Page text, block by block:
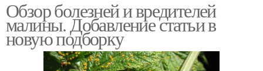
Обзор болезней и вредителей
малины. Добавление статьи в
новую подборку